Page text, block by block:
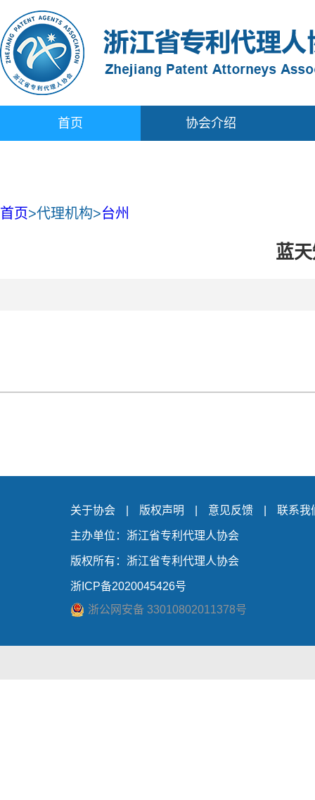
首页 协会介绍
首页>代理机构>台州
蓝
关于协会 版权声明 意见反馈 联系我
主办单位：浙江省专利代理人协会
版权所有：浙江省专利代理人协会
浙ICP备2020045426号
浙公网安备 33010802011378号